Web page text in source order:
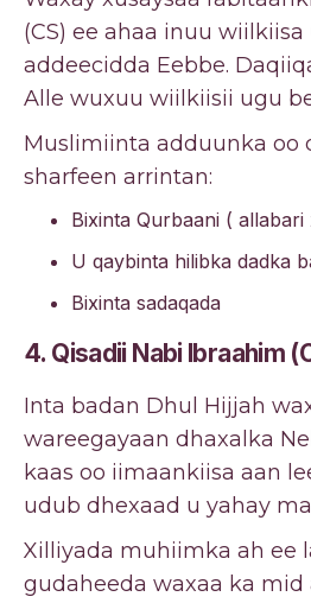
(CS) ee ahaa inuu wiilkiisa
addeecidda Eebbe.
Alle wuxuu wiilkiisii ​​ugu
Muslimiinta adduunka oo
sharfeen arrintan:
Bixinta Qurbaani ( allabari
U qaybinta hilibka dadka
Bixinta sadaqada
4. Qisadii Nabi Ibraahim
Inta badan Dhul Hijjah
wareegayaan dhaxalka
kaas oo iimaankiisa aan
udub dhexaad u yahay
Xilliyada muhiimka ah ee
gudaheeda waxaa ka mid